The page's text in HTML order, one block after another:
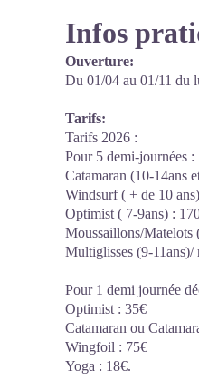
Infos
Ouverture:
Du 01/04 au 01/11 du
Tarifs:
Tarifs 2026 :
Pour 5 demi-journées :
Catamaran (10-14ans
Windsurf ( + de 10
Optimist ( 7-9ans) :
Moussaillons/Matelots
Multiglisses (9-11ans)/
Pour 1 demi journée
Optimist : 35€
Catamaran ou
Wingfoil : 75€
Yoga : 18€.